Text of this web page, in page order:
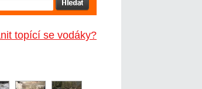
topící se vodáky?